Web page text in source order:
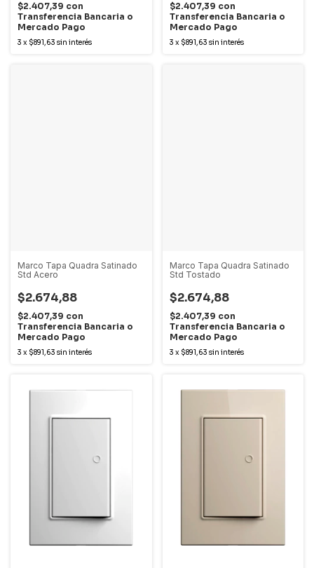
$2.407,39 con
Transferencia Bancaria o
Mercado Pago
3 x $891,63 sin interés
$2.407,39 con
Transferencia Bancaria o
Mercado Pago
3 x $891,63 sin interés
Marco Tapa Quadra Satinado
Std Acero
$2.674,88
$2.407,39 con
Transferencia Bancaria o
Mercado Pago
3 x $891,63 sin interés
Marco Tapa Quadra Satinado
Std Tostado
$2.674,88
$2.407,39 con
Transferencia Bancaria o
Mercado Pago
3 x $891,63 sin interés